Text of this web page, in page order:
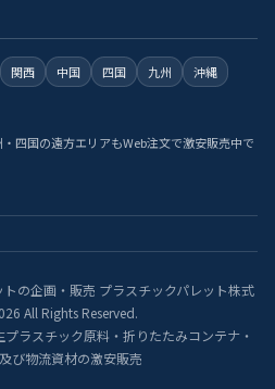
関西 中国 四国 九州
沖縄
四国の遠方エリアもWeb注文で激安販売中で
の企画・販売 プラスチックパレット株式
All Rights Reserved.
ラスチック原料・折りたたみコンテナ・
び物流資材の激安販売